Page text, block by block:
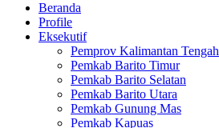
Beranda
Profile
Eksekutif
Pemprov Kalimantan Tengah
Pemkab Barito Timur
Pemkab Barito Selatan
Pemkab Barito Utara
Pemkab Gunung Mas
Pemkab Kapuas